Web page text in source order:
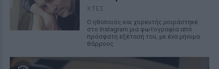
ΧΤΕΣ
Ο ηθοποιός και χορευτής μοιράστηκε
στο Instagram μια φωτογραφία από
πρόσφατη εξέτασή του, με ένα μήνυμα
θάρρους